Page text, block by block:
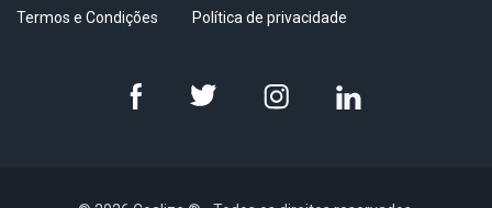
Termos e Condições Política de privacidade